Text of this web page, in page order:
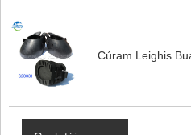
Cúram Leighis